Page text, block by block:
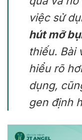
việc sử
hút mỡ
thiếu. Bài
hiểu rõ
dụng,
gen định